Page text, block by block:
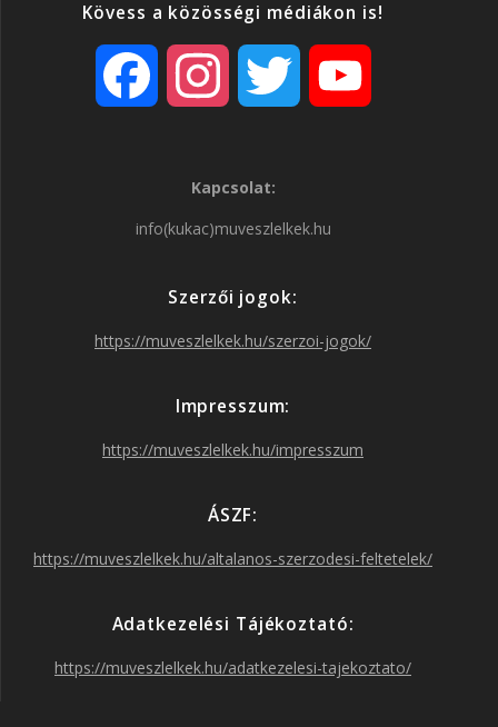
Kövess a közösségi médiákon is!
o
s
r
a
m
r
Kapcsolat:
info(kukac)muveszlelkek.hu
Szerzői jogok:
https://muveszlelkek.hu/szerzoi-jogok/
Impresszum:
https://muveszlelkek.hu/impresszum
ÁSZF:
https://muveszlelkek.hu/altalanos-szerzodesi-feltetelek/
Adatkezelési Tájékoztató:
https://muveszlelkek.hu/adatkezelesi-tajekoztato/